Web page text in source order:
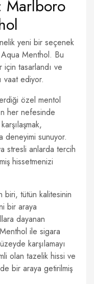
Marlboro
yeni bir seçenek
Menthol. Bu
tasarlandı ve
vaat ediyor.
özel mentol
her nefesinde
deneyimi sunuyor.
stresli anlarda tercih
hissetmenizi
biri, tütün kalitesinin
bir araya
dayanan
ile sigara
karşılamayı
olan tazelik hissi ve
bir araya getirilmiş